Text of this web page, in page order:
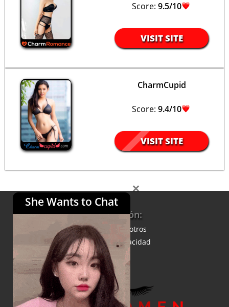
Score: 9.5/10
VISIT SITE
CharmCupid
Score: 9.4/10
VISIT SITE
Información:
Acerca de nosotros
Política de privacidad
She Wants to Chat
×